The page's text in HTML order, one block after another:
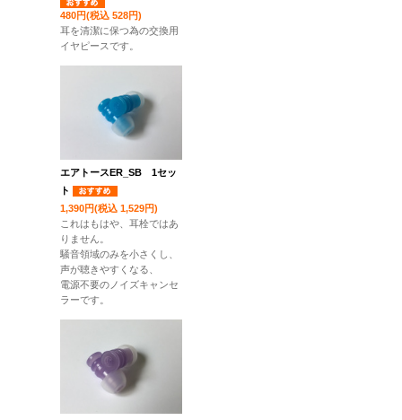
480円(税込 528円)
耳を清潔に保つ為の交換用
イヤピースです。
エアトースER_SB 1セッ
ト
1,390円(税込 1,529円)
これはもはや、耳栓ではあ
りません。
騒音領域のみを小さくし、
声が聴きやすくなる、
電源不要のノイズキャンセ
ラーです。